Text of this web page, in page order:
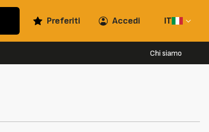
Preferiti Accedi IT
Chi siamo